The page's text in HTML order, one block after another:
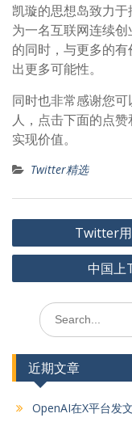
凯璇的思想岛致力
为一名互联网连续
的同时，与更多的
出更多可能性。
同时也非常感谢您
人，点击下面的点
实现价值。
Twitter精选
文
章
Twitter
中国上
Search
for:
近期文章
OpenAI在X平台发